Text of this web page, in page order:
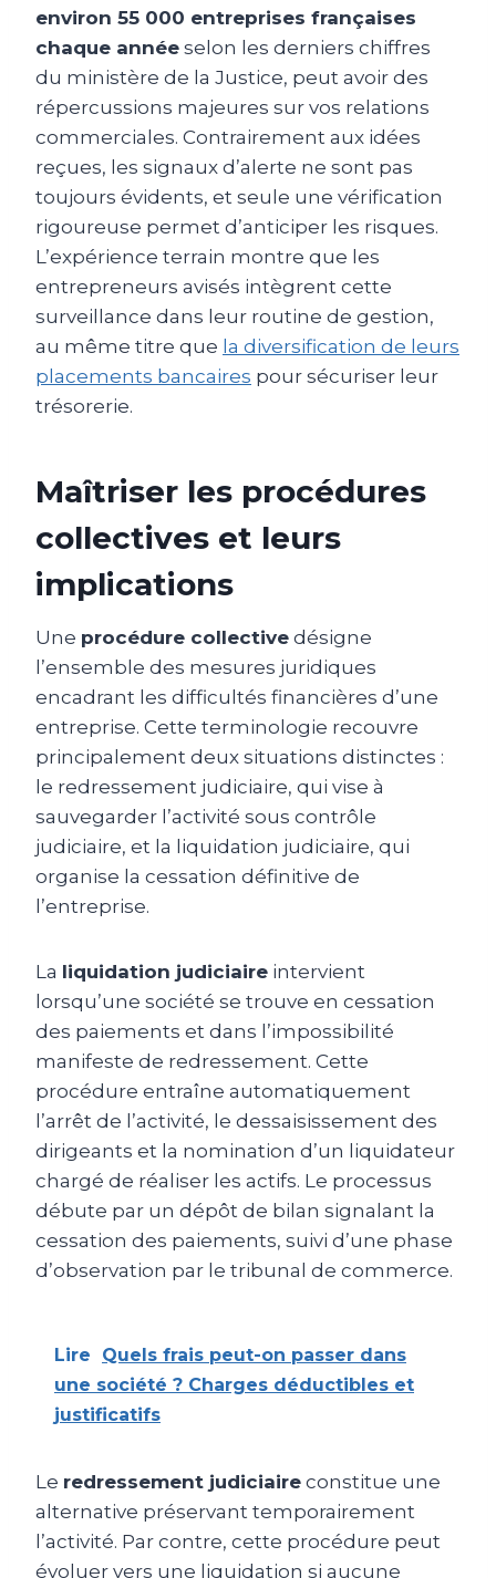
environ 55 000 entreprises françaises
chaque année selon les derniers chiffres
du ministère de la Justice, peut avoir des
répercussions majeures sur vos relations
commerciales. Contrairement aux idées
reçues, les signaux d’alerte ne sont pas
toujours évidents, et seule une vérification
rigoureuse permet d’anticiper les risques.
L’expérience terrain montre que les
entrepreneurs avisés intègrent cette
surveillance dans leur routine de gestion,
au même titre que la diversification de leurs
placements bancaires pour sécuriser leur
trésorerie.
Maîtriser les procédures
collectives et leurs
implications
Une procédure collective désigne
l’ensemble des mesures juridiques
encadrant les difficultés financières d’une
entreprise. Cette terminologie recouvre
principalement deux situations distinctes :
le redressement judiciaire, qui vise à
sauvegarder l’activité sous contrôle
judiciaire, et la liquidation judiciaire, qui
organise la cessation définitive de
l’entreprise.
La liquidation judiciaire intervient
lorsqu’une société se trouve en cessation
des paiements et dans l’impossibilité
manifeste de redressement. Cette
procédure entraîne automatiquement
l’arrêt de l’activité, le dessaisissement des
dirigeants et la nomination d’un liquidateur
chargé de réaliser les actifs. Le processus
débute par un dépôt de bilan signalant la
cessation des paiements, suivi d’une phase
d’observation par le tribunal de commerce.
Lire
Quels frais peut-on passer dans
une société ? Charges déductibles et
justificatifs
Le redressement judiciaire constitue une
alternative préservant temporairement
l’activité. Par contre, cette procédure peut
évoluer vers une liquidation si aucune